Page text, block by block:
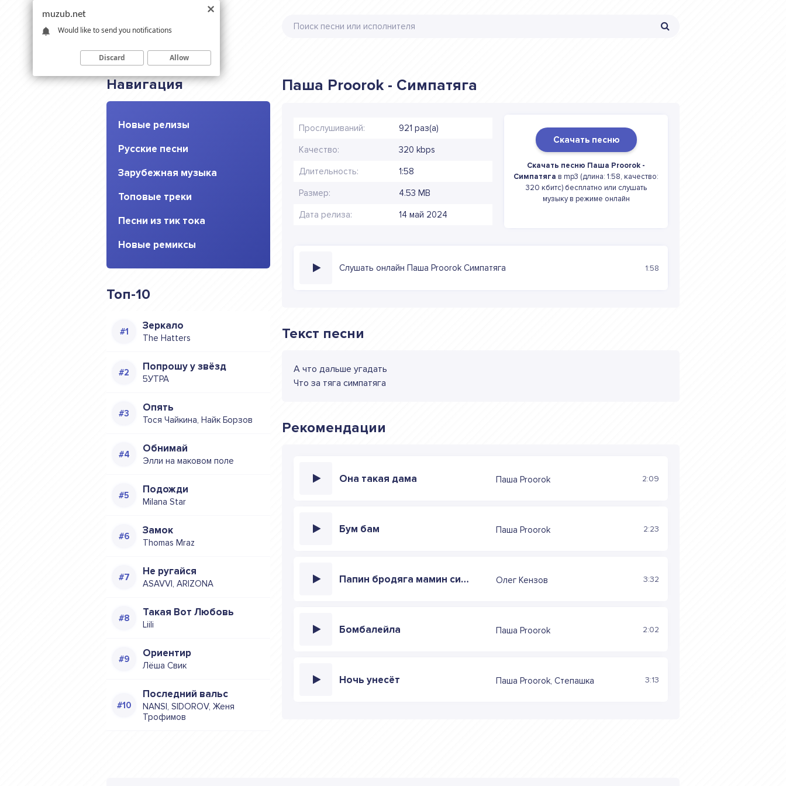
Навигация
Новые релизы
Русские песни
Зарубежная музыка
Топовые треки
Песни из тик тока
Новые ремиксы
Топ-10
Зеркало
The Hatters
Попрошу у звёзд
5УТРА
Опять
Тося Чайкина, Найк Борзов
Обнимай
Элли на маковом поле
Подожди
Milana Star
Замок
Thomas Mraz
Не ругайся
ASAVVI, ARIZONA
Такая Вот Любовь
Liili
Ориентир
Лёша Свик
Последний вальс
NANSI, SIDOROV, Женя
Трофимов
Паша Proorok - Симпатяга
Прослушиваний: 921 раз(а)
Качество: 320 kbps
Длительность: 1:58
Размер: 4.53 MB
Дата релиза: 14 май 2024
Скачать песню
Скачать песню Паша Proorok -
Симпатяга в mp3 (длина: 1:58, качество:
320 кбитс) бесплатно или слушать
музыку в режиме онлайн
Слушать онлайн Паша Proorok Симпатяга 1:58
Текст песни
А что дальше угадать
Что за тяга симпатяга
Рекомендации
Она такая дама Паша Proorok 2:09
Бум бам Паша Proorok 2:23
Папин бродяга мамин симпатяга Олег Кензов 3:32
Бомбалейла Паша Proorok 2:02
Ночь унесёт Паша Proorok, Степашка 3:13
muzub.net
Would like to send you notifications
Discard Allow